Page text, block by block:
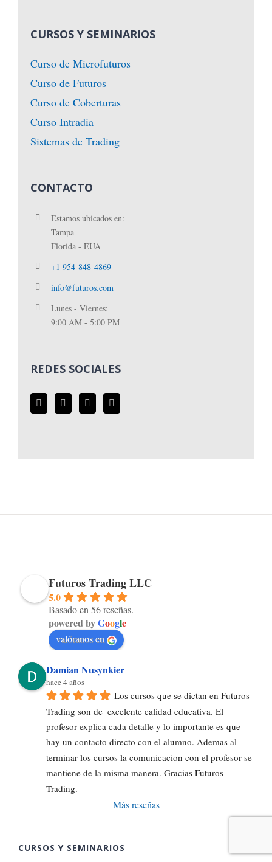
CURSOS Y SEMINARIOS
Curso de Microfuturos
Curso de Futuros
Curso de Coberturas
Curso Intradia
Sistemas de Trading
CONTACTO
Estamos ubicados en:
Tampa
Florida - EUA
+1 954-848-4869
info@futuros.com
Lunes - Viernes:
9:00 AM - 5:00 PM
REDES SOCIALES
Futuros Trading LLC
5.0
Basado en 56 reseñas.
powered byGoogle
valóranos en
Damian Nusynkier
hace 4 años
Los cursos que se dictan en Futuros
Trading son de  excelente calidad educativa. El
profesor explica cada detalle y lo importante es que
hay un contacto directo con el alumno. Ademas al
terminar los cursos la comunicacion con el profesor se
mantiene de la misma manera. Gracias Futuros
Trading.
Más reseñas
CURSOS Y SEMINARIOS